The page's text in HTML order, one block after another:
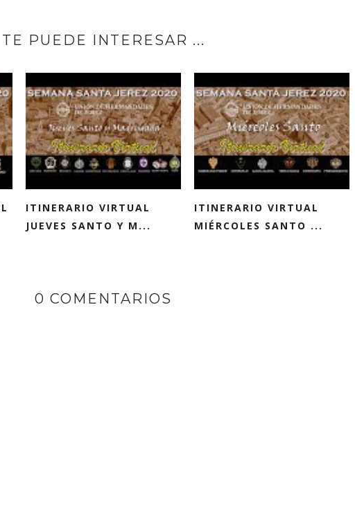
TE PUEDE INTERESAR ...
ITINERARIO VIRTUAL
JUEVES SANTO Y M...
ITINERARIO VIRTUAL
MIÉRCOLES SANTO ...
0 COMENTARIOS